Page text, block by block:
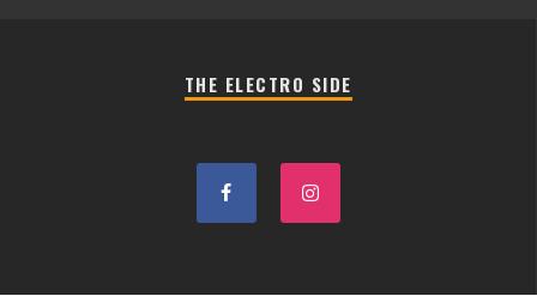
THE ELECTRO SIDE